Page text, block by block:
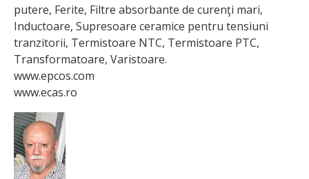
putere, Ferite, Filtre absorbante de curenţi mari,
Inductoare, Supresoare ceramice pentru tensiuni
tranzitorii, Termistoare NTC, Termistoare PTC,
Transformatoare, Varistoare.
www.epcos.com
www.ecas.ro